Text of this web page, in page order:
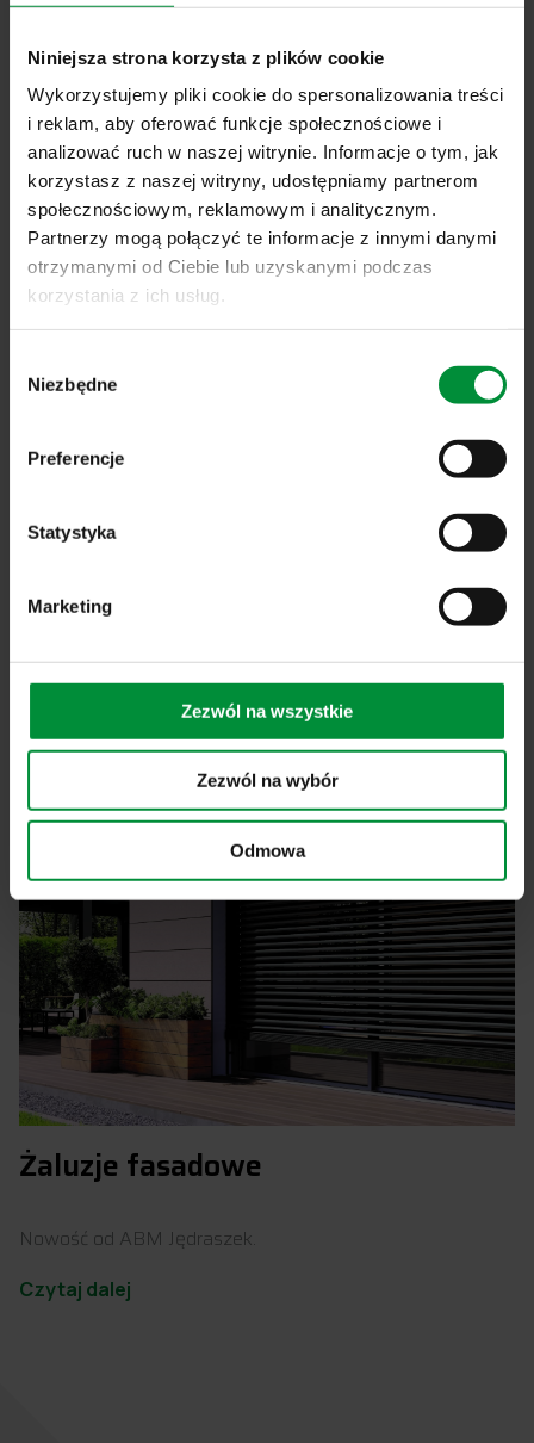
Niniejsza strona korzysta z plików cookie
Wykorzystujemy pliki cookie do spersonalizowania treści
i reklam, aby oferować funkcje społecznościowe i
analizować ruch w naszej witrynie. Informacje o tym, jak
korzystasz z naszej witryny, udostępniamy partnerom
społecznościowym, reklamowym i analitycznym.
Partnerzy mogą połączyć te informacje z innymi danymi
otrzymanymi od Ciebie lub uzyskanymi podczas
korzystania z ich usług.
zgody
Niezbędne
Preferencje
Statystyka
Marketing
Zezwól na wszystkie
Zezwól na wybór
Odmowa
NASZE PRODUKTY
Nowy napęd do rolet Somfy S&SO-
RS100 io HYBRID w ofercie ABM
Czytaj dalej
Żaluzje fasadowe
Nowość od ABM Jędraszek.
Czytaj dalej